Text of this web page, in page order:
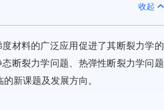
收起
材料的广泛应用促进了其断裂力学的
断裂力学问题、热弹性断裂力学问题
新课题及发展方向。